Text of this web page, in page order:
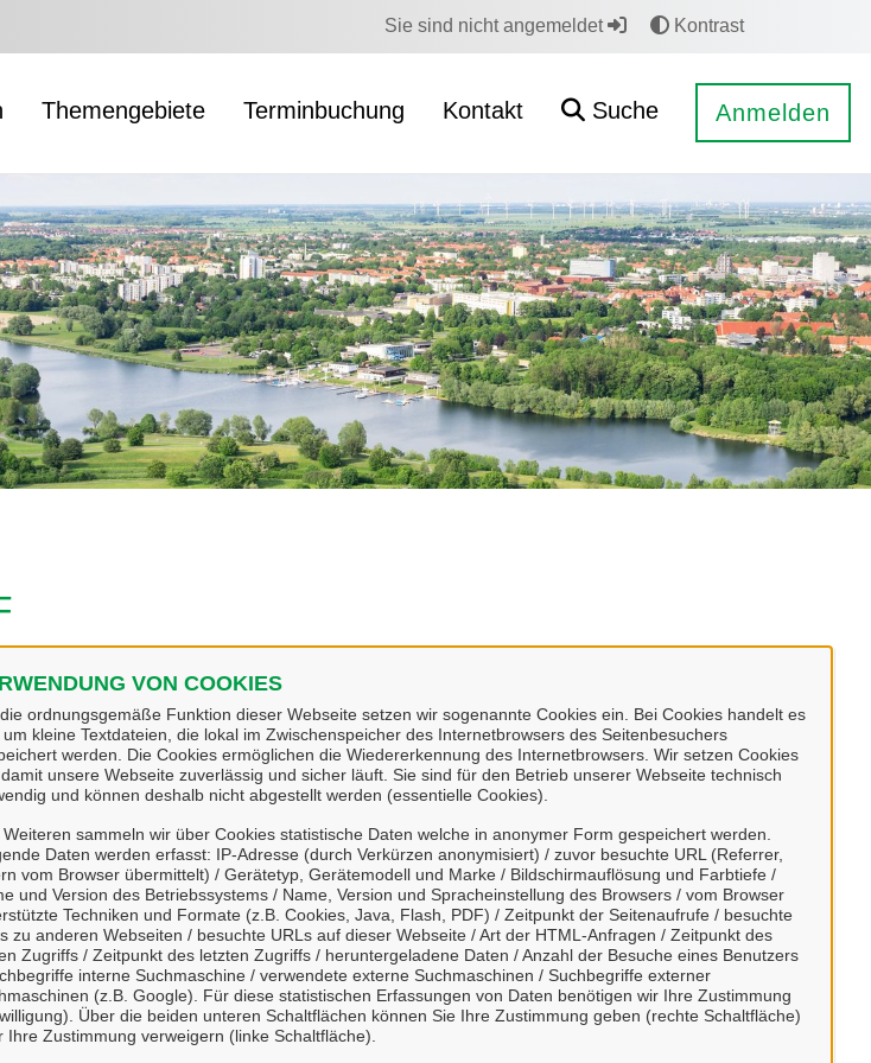
VON COOKIES
ordnungsgemäße Funktion dieser Webseite setzen wir sogenannte Cookies ein. Bei Cookies handelt es
um kleine Textdateien, die lokal im Zwischenspeicher des Internetbrowsers des Seitenbesuchers
werden. Die Cookies ermöglichen die Wiedererkennung des Internetbrowsers. Wir setzen Cookies
unsere Webseite zuverlässig und sicher läuft. Sie sind für den Betrieb unserer Webseite technisch
und können deshalb nicht abgestellt werden (essentielle Cookies).
Weiteren sammeln wir über Cookies statistische Daten welche in anonymer Form gespeichert werden.
Daten werden erfasst: IP-Adresse (durch Verkürzen anonymisiert) / zuvor besuchte URL (Referrer,
vom Browser übermittelt) / Gerätetyp, Gerätemodell und Marke / Bildschirmauflösung und Farbtiefe /
und Version des Betriebssystems / Name, Version und Spracheinstellung des Browsers / vom Browser
Techniken und Formate (z.B. Cookies, Java, Flash, PDF) / Zeitpunkt der Seitenaufrufe / besuchte
zu anderen Webseiten / besuchte URLs auf dieser Webseite / Art der HTML-Anfragen / Zeitpunkt des
Zugriffs / Zeitpunkt des letzten Zugriffs / heruntergeladene Daten / Anzahl der Besuche eines Benutzers
interne Suchmaschine / verwendete externe Suchmaschinen / Suchbegriffe externer
(z.B. Google). Für diese statistischen Erfassungen von Daten benötigen wir Ihre Zustimmung
Über die beiden unteren Schaltflächen können Sie Ihre Zustimmung geben (rechte Schaltfläche)
Ihre Zustimmung verweigern (linke Schaltfläche).
Sie sind nicht angemeldet Kontrast
Themengebiete Terminbuchung Kontakt Suche Anmelden
.